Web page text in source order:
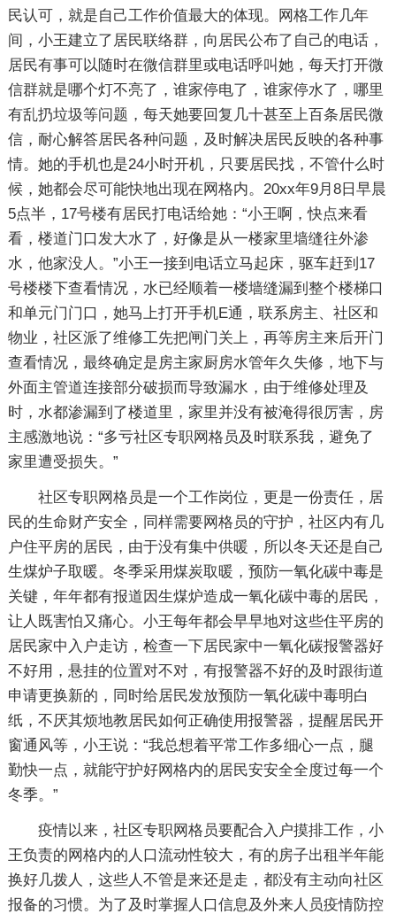
民认可，就是自己工作价值最大的体现。网格工作几年
间，小王建立了居民联络群，向居民公布了自己的电话，
居民有事可以随时在微信群里或电话呼叫她，每天打开微
信群就是哪个灯不亮了，谁家停电了，谁家停水了，哪里
有乱扔垃圾等问题，每天她要回复几十甚至上百条居民微
信，耐心解答居民各种问题，及时解决居民反映的各种事
情。她的手机也是24小时开机，只要居民找，不管什么时
候，她都会尽可能快地出现在网格内。20xx年9月8日早晨
5点半，17号楼有居民打电话给她：“小王啊，快点来看
看，楼道门口发大水了，好像是从一楼家里墙缝往外渗
水，他家没人。”小王一接到电话立马起床，驱车赶到17
号楼楼下查看情况，水已经顺着一楼墙缝漏到整个楼梯口
和单元门门口，她马上打开手机E通，联系房主、社区和
物业，社区派了维修工先把闸门关上，再等房主来后开门
查看情况，最终确定是房主家厨房水管年久失修，地下与
外面主管道连接部分破损而导致漏水，由于维修处理及
时，水都渗漏到了楼道里，家里并没有被淹得很厉害，房
主感激地说：“多亏社区专职网格员及时联系我，避免了
家里遭受损失。”
社区专职网格员是一个工作岗位，更是一份责任，居
民的生命财产安全，同样需要网格员的守护，社区内有几
户住平房的居民，由于没有集中供暖，所以冬天还是自己
生煤炉子取暖。冬季采用煤炭取暖，预防一氧化碳中毒是
关键，年年都有报道因生煤炉造成一氧化碳中毒的居民，
让人既害怕又痛心。小王每年都会早早地对这些住平房的
居民家中入户走访，检查一下居民家中一氧化碳报警器好
不好用，悬挂的位置对不对，有报警器不好的及时跟街道
申请更换新的，同时给居民发放预防一氧化碳中毒明白
纸，不厌其烦地教居民如何正确使用报警器，提醒居民开
窗通风等，小王说：“我总想着平常工作多细心一点，腿
勤快一点，就能守护好网格内的居民安安全全度过每一个
冬季。”
疫情以来，社区专职网格员要配合入户摸排工作，小
王负责的网格内的人口流动性较大，有的房子出租半年能
换好几拨人，这些人不管是来还是走，都没有主动向社区
报备的习惯。为了及时掌握人口信息及外来人员疫情防控